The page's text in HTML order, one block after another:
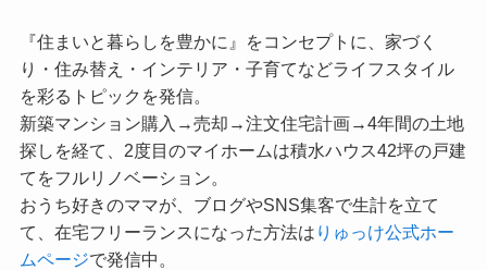
『住まいと暮らしを豊かに』をコンセプトに、家づく
り・住み替え・インテリア・子育てなどライフスタイル
を彩るトピックを発信。
新築マンション購入→売却→注文住宅計画→4年間の土地
探しを経て、2度目のマイホームは積水ハウス42坪の戸建
てをフルリノベーション。
おうち好きのママが、ブログやSNS集客で生計を立て
て、在宅フリーランスになった方法は りゅっけ公式ホー
ムページで発信中。